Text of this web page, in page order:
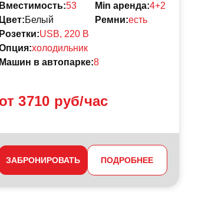
от 3710 руб/час
Вместимость:53 Min аренда:4+2
Цвет:Белый Ремни:есть
Розетки:USB, 220 B
холодильник
Машин в автопарке:8
ЗАБРОНИРОВАТЬ ПОДРОБНЕЕ